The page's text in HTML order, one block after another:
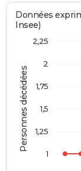
Personnes décédées
Données
Insee)
1
1,25
1,5
1,75
2
2,25